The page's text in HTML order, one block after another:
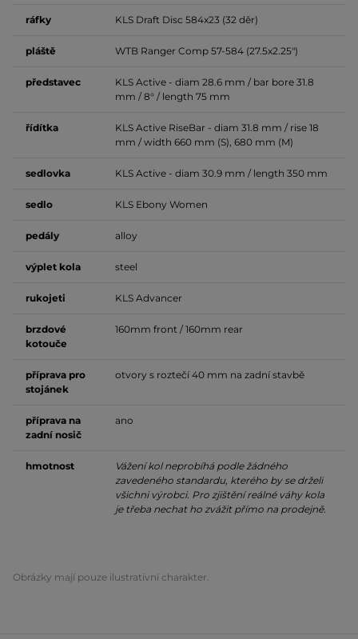
ráfky KLS Draft Disc 584x23 (32 děr)
pláště WTB Ranger Comp 57-584 (27.5x2.25")
představec
KLS Active - diam 28.6 mm / bar bore 31.8
mm / 8° / length 75 mm
řídítka
KLS Active RiseBar - diam 31.8 mm / rise 18
mm / width 660 mm (S), 680 mm (M)
sedlovka KLS Active - diam 30.9 mm / length 350 mm
sedlo KLS Ebony Women
pedály alloy
výplet kola steel
rukojeti KLS Advancer
brzdové
kotouče
160mm front / 160mm rear
příprava pro
stojánek
otvory s roztečí 40 mm na zadní stavbě
příprava na
zadní nosič
ano
hmotnost
Vážení kol neprobíhá podle žádného
zavedeného standardu, kterého by se drželi
všichni výrobci. Pro zjištění reálné váhy kola
je třeba nechat ho zvážit přímo na prodejně.
Obrázky mají pouze ilustrativní charakter.